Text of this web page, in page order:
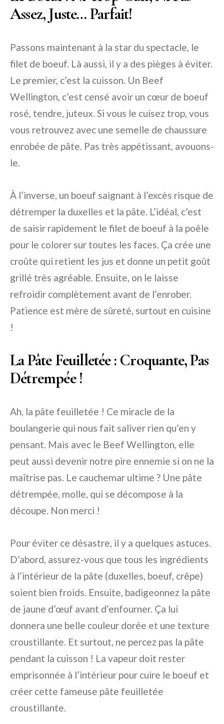
Assez, Juste… Parfait!
Passons maintenant à la star du spectacle, le
filet de boeuf. Là aussi, il y a des pièges à éviter.
Le premier, c’est la cuisson. Un Beef
Wellington, c’est censé avoir un cœur de boeuf
rosé, tendre, juteux. Si vous le cuisez trop, vous
vous retrouvez avec une semelle de chaussure
enrobée de pâte. Pas très appétissant, avouons-
le.
À l’inverse, un boeuf saignant à l’excès risque de
détremper la duxelles et la pâte. L’idéal, c’est
de saisir rapidement le filet de boeuf à la poêle
pour le colorer sur toutes les faces. Ça crée une
croûte qui retient les jus et donne un petit goût
grillé très agréable. Ensuite, on le laisse
refroidir complètement avant de l’enrober.
Patience est mère de sûreté, surtout en cuisine
!
La Pâte Feuilletée : Croquante, Pas
Détrempée !
Ah, la pâte feuilletée ! Ce miracle de la
boulangerie qui nous fait saliver rien qu’en y
pensant. Mais avec le Beef Wellington, elle
peut aussi devenir notre pire ennemie si on ne la
maîtrise pas. Le cauchemar ultime ? Une pâte
détrempée, molle, qui se décompose à la
découpe. Non merci !
Pour éviter ce désastre, il y a quelques astuces.
D’abord, assurez-vous que tous les ingrédients
à l’intérieur de la pâte (duxelles, boeuf, crêpe)
soient bien froids. Ensuite, badigeonnez la pâte
de jaune d’œuf avant d’enfourner. Ça lui
donnera une belle couleur dorée et une texture
croustillante. Et surtout, ne percez pas la pâte
pendant la cuisson ! La vapeur doit rester
emprisonnée à l’intérieur pour cuire le boeuf et
créer cette fameuse pâte feuilletée
croustillante.